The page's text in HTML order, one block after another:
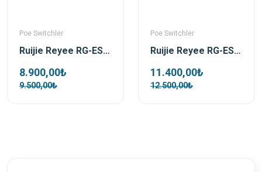
Poe Switchler
Ruijie Reyee RG-ES220GS-P 16 Port 250W 2xSfp 2xRj45 Uplink Yönetilebilir Gigabit PoE Switch
8.900,00₺
9.500,00₺
Poe Switchler
Ruijie Reyee RG-ES228GS-P 28 Port 370 W 2xSfp 2xRj45 Uplink Yönetilebilir Gigabit PoE Switch
11.400,00₺
12.500,00₺